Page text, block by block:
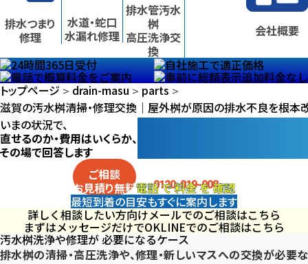
排水つまり
修理
水道・蛇口
水漏れ修理
排水管汚水
桝
高圧洗浄交
換
会社概要
滋賀県
滋賀県
滋賀県
の
の
汚水桝
汚水桝
汚水桝
トラブル
トラブル
トラブル
に
に
即日対応
複数箇所が
詰まる
汚水桝が
あふれる
悪臭がする
コンクリート
桝の劣化破損
トップページ > drain-masu > parts >
滋賀の汚水桝清掃・修理交換｜屋外桝が原因の排水不良を根本
いまの状況で、
直せるのか・費用はいくらか、
その場で回答します
ご相談
お見積り無料電話で料金を確認
0120-019-008
最短到着の目安もすぐに案内します
詳しく相談したい方向けメールでのご相談はこちら
まずはメッセージだけでOKLINEでのご相談はこちら
汚水桝洗浄や修理が 必要になるケース
排水桝の清掃・高圧洗浄や、修理・新しいマスへの交換が必要な